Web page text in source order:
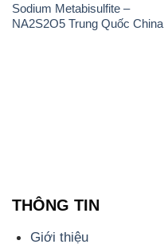
Sodium Metabisulfite –
NA2S2O5 Trung Quốc China
THÔNG TIN
Giới thiệu